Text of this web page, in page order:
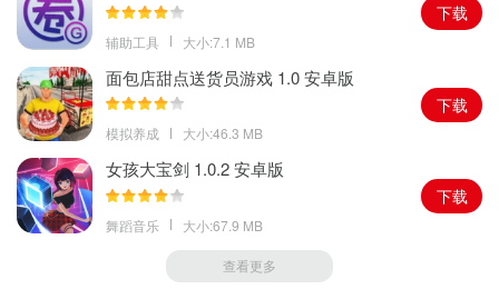
辅助工具 大小:7.1 MB
下载
面包店甜点送货员游戏 1.0 安卓版
模拟养成 大小:46.3 MB
下载
女孩大宝剑 1.0.2 安卓版
舞蹈音乐 大小:67.9 MB
下载
查看更多